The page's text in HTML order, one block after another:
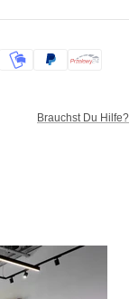
Brauchst Du Hilfe?